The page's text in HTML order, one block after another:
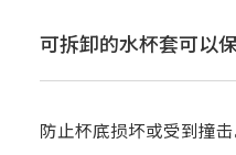
可拆卸的水杯套可以
防止杯底损坏或受到撞击